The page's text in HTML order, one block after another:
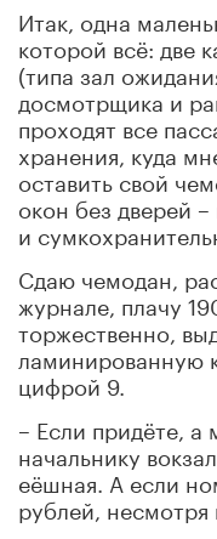
Итак, одна
которой всё: две
(типа зал
досмотрщика и
проходят все
хранения, куда
оставить свой
окон без дверей
и
Сдаю чемодан,
журнале, плачу
торжественно,
ламинированную
цифрой 9.
– Если придёте, а
начальнику
еёшная. А если
рублей, несмотря